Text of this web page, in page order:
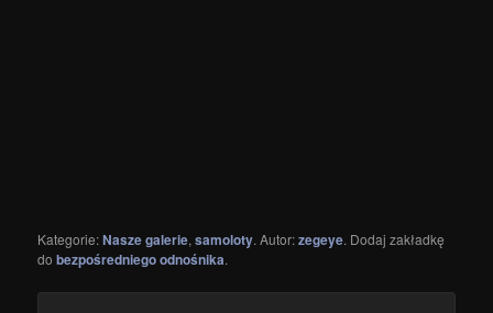
Kategorie:Nasze galerie,samoloty. Autor:zegeye. Dodaj zakładkę
dobezpośredniego odnośnika.